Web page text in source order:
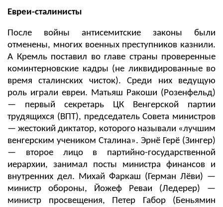
Евреи-сталинисты
После войны антисемитские законы были
отменены, многих военных преступников казнили.
А Кремль поставил во главе страны проверенные
коминтерновские кадры (не ликвидированные во
время сталинских чисток). Среди них ведущую
роль играли евреи. Матьяш Ракоши (Розенфельд)
— первый секретарь ЦК Венгерской партии
трудящихся (ВПТ), председатель Совета министров
— жестокий диктатор, которого называли «лучшим
венгерским учеником Сталина». Эрнё Герё (Зингер)
— второе лицо в партийно-государственной
иерархии, занимал посты министра финансов и
внутренних дел. Михай Фаркаш (Герман Лёви) —
министр обороны, Йожеф Реваи (Ледерер) —
министр просвещения, Петер Габор (Беньямин